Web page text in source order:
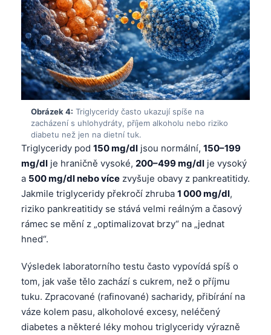
Obrázek 4: Triglyceridy často ukazují spíše na
zacházení s uhlohydráty, příjem alkoholu nebo riziko
diabetu než jen na dietní tuk.
Triglyceridy pod 150 mg/dl jsou normální, 150–199
mg/dl je hraničně vysoké, 200–499 mg/dl je vysoký
a 500 mg/dl nebo více zvyšuje obavy z pankreatitidy.
Jakmile triglyceridy překročí zhruba 1 000 mg/dl,
riziko pankreatitidy se stává velmi reálným a časový
rámec se mění z „optimalizovat brzy“ na „jednat
hned“.
Výsledek laboratorního testu často vypovídá spíš o
tom, jak vaše tělo zachází s cukrem, než o příjmu
tuku. Zpracované (rafinované) sacharidy, přibírání na
váze kolem pasu, alkoholové excesy, neléčený
diabetes a některé léky mohou triglyceridy výrazně